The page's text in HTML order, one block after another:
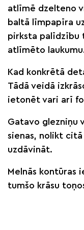
atlīmē dzelteno
baltā līmpapīra
pirksta palīdzību
atlīmēto
Kad konkrētā
Tādā veidā
ietonēt vari arī
Gatavo glezniņu
sienas, nolikt
uzdāvināt.
Melnās kontūras
tumšo krāsu